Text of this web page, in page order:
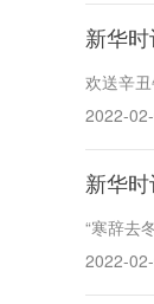
新华
欢送辛
2022-
新华
“寒辞去
2022-